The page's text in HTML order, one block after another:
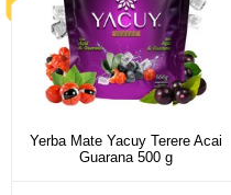
Yerba Mate Yacuy Terere Acai
Guarana 500 g